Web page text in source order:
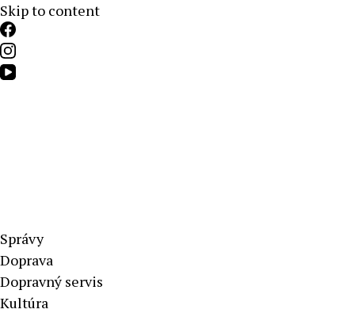
Skip to content
Aktuálne správy – severné Slovensko
Správy
Doprava
Dopravný servis
Kultúra